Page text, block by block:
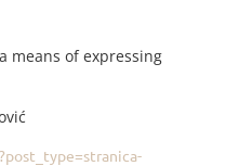
means of expressing